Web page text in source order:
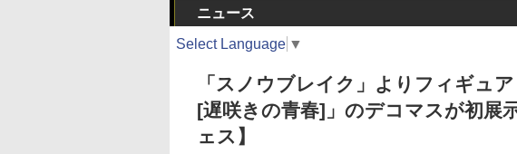
ニュース
Select Language ▼
「スノウブレイク」よりフィギュ
[遅咲きの青春]」のデコマスが初展
ェス】